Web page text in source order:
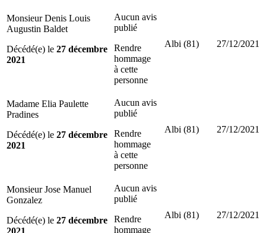
Monsieur Denis Louis
Augustin Baldet
Décédé(e) le 27 décembre
2021
Aucun avis
publié
Rendre
hommage
à cette
personne
Albi (81) 27/12/2021
Madame Elia Paulette
Pradines
Décédé(e) le 27 décembre
2021
Aucun avis
publié
Rendre
hommage
à cette
personne
Albi (81) 27/12/2021
Monsieur Jose Manuel
Gonzalez
Décédé(e) le 27 décembre
2021
Aucun avis
publié
Rendre
hommage
Albi (81) 27/12/2021